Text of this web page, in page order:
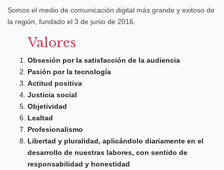
Somos el medio de comunicación digital más grande y exitoso de
la región, fundado el 3 de junio de 2016.
Valores
Obsesión por la satisfacción de la audiencia
Pasión por la tecnología
Actitud positiva
Justicia social
Objetividad
Lealtad
Profesionalismo
Libertad y pluralidad, aplicándolo diariamente en el
desarrollo de nuestras labores, con sentido de
responsabilidad y honestidad